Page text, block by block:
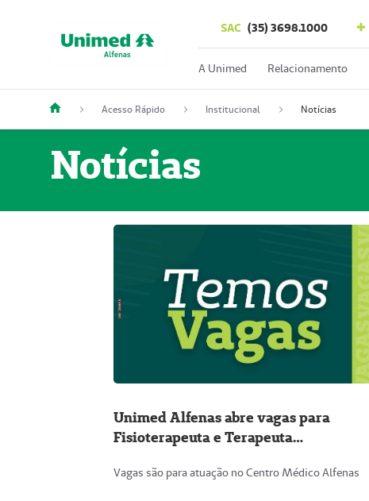
SAC (35) 3698.1000
A Unimed Relacionamento
Acesso Rápido Institucional Notícias
Notícias
Unimed Alfenas abre vagas para
Fisioterapeuta e Terapeuta
Vagas são para atuação no Centro Médico Alfenas